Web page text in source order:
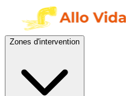
Zones d'intervention